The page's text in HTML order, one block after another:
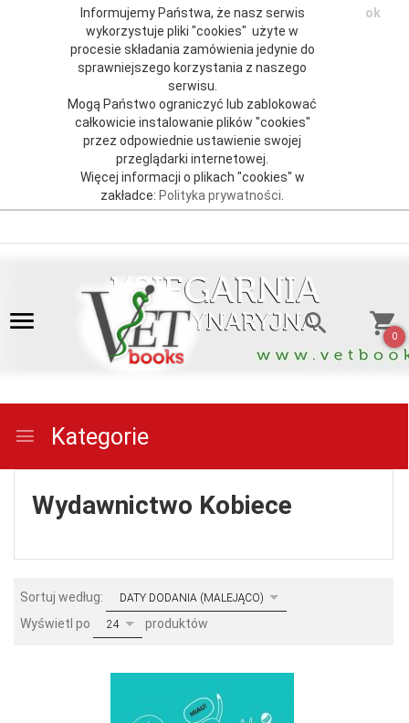
Informujemy Państwa, że nasz serwis
wykorzystuje pliki "cookies" użyte w
procesie składania zamówienia jedynie do
sprawniejszego korzystania z naszego
serwisu.
Mogą Państwo ograniczyć lub zablokować
całkowicie instalowanie plików "cookies"
przez odpowiednie ustawienie swojej
przeglądarki internetowej.
Więcej informacji o plikach "cookies" w
zakładce: Polityka prywatności.
ok
0
Kategorie
Wydawnictwo Kobiece
Sortuj według: sortDATY DODANIA (MALEJĄCO)
Wyświetl po pop24 produktów